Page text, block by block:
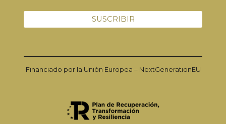
Financiado por la Unión Europea – NextGenerationEU